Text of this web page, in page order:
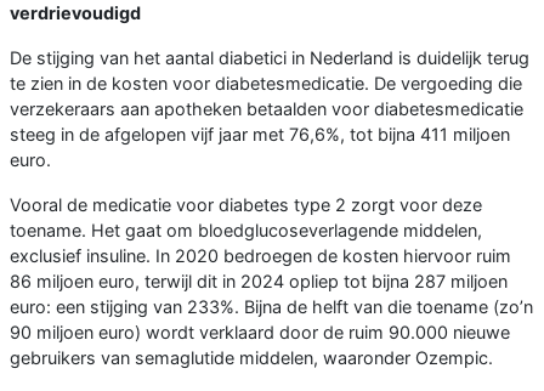
verdrievoudigd
De stijging van het aantal diabetici in Nederland is duidelijk terug
te zien in de kosten voor diabetesmedicatie. De vergoeding die
verzekeraars aan apotheken betaalden voor diabetesmedicatie
steeg in de afgelopen vijf jaar met 76,6%, tot bijna 411 miljoen
euro.
Vooral de medicatie voor diabetes type 2 zorgt voor deze
toename. Het gaat om bloedglucoseverlagende middelen,
exclusief insuline. In 2020 bedroegen de kosten hiervoor ruim
86 miljoen euro, terwijl dit in 2024 opliep tot bijna 287 miljoen
euro: een stijging van 233%. Bijna de helft van die toename (zo’n
90 miljoen euro) wordt verklaard door de ruim 90.000 nieuwe
gebruikers van semaglutide middelen, waaronder Ozempic.